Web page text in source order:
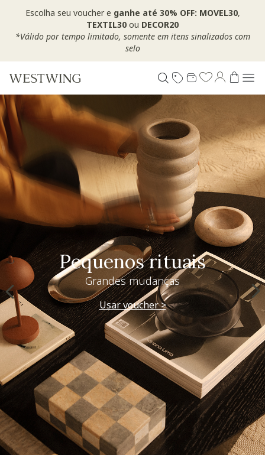
Escolha seu voucher e ganhe até 30% OFF: MOVEL30,
TEXTIL30 ou DECOR20
*Válido por tempo limitado, somente em itens sinalizados com
selo
Pequenos rituais
Grandes mudanças
Usar voucher >